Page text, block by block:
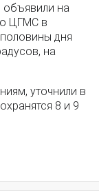
на
ЦГМС в
дня
на
уточнили в
8 и 9